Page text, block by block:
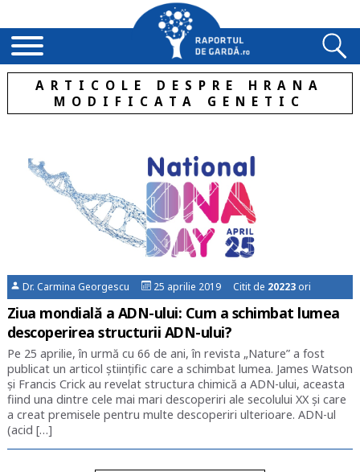
ARTICOLE DESPRE HRANA
MODIFICATA GENETIC
Dr. Carmina Georgescu 25 aprilie 2019 Citit de 20223 ori
Ziua mondială a ADN-ului: Cum a schimbat lumea
descoperirea structurii ADN-ului?
Pe 25 aprilie, în urmă cu 66 de ani, în revista „Nature” a fost
publicat un articol științific care a schimbat lumea. James Watson
și Francis Crick au revelat structura chimică a ADN-ului, aceasta
fiind una dintre cele mai mari descoperiri ale secolului XX și care
a creat premisele pentru multe descoperiri ulterioare. ADN-ul
(acid […]